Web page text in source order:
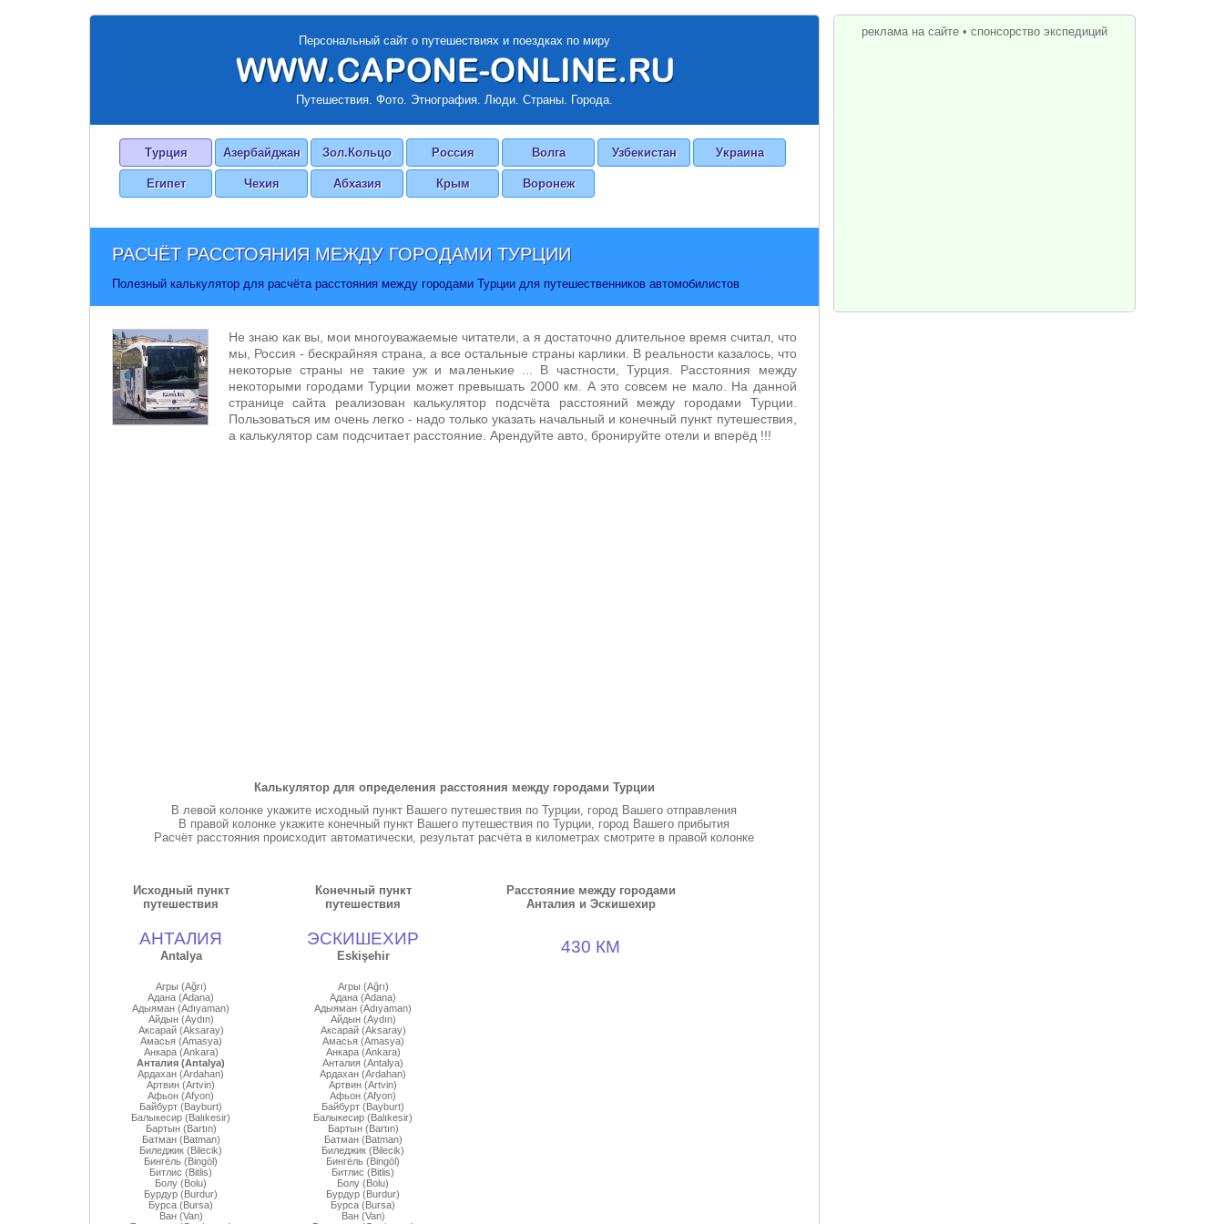
Персональный сайт о путешествиях и поездках по миру
Путешествия. Фото. Этнография. Люди. Страны. Города.
Турция Азербайджан Зол.Кольцо Россия Волга Узбекистан Украина
Египет Чехия Абхазия Крым Воронеж
РАСЧЁТ РАССТОЯНИЯ МЕЖДУ ГОРОДАМИ ТУРЦИИ
Полезный калькулятор для расчёта расстояния между городами Турции для путешественников автомобилистов
Не знаю как вы, мои многоуважаемые читатели, а я достаточно длительное время считал, что
мы, Россия - бескрайняя страна, а все остальные страны карлики. В реальности казалось, что
некоторые страны не такие уж и маленькие ... В частности, Турция. Расстояния между
некоторыми городами Турции может превышать 2000 км. А это совсем не мало. На данной
странице сайта реализован калькулятор подсчёта расстояний между городами Турции.
Пользоваться им очень легко - надо только указать начальный и конечный пункт путешествия,
а калькулятор сам подсчитает расстояние. Арендуйте авто, бронируйте отели и вперёд !!!
Калькулятор для определения расстояния между городами Турции
В левой колонке укажите исходный пункт Вашего путешествия по Турции, город Вашего отправления
В правой колонке укажите конечный пункт Вашего путешествия по Турции, город Вашего прибытия
Расчёт расстояния происходит автоматически, результат расчёта в километрах смотрите в правой колонке
Исходный пункт
путешествия
АНТАЛИЯ
Antalya
Конечный пункт
путешествия
ЭСКИШЕХИР
Eskişehir
Расстояние между городами
Анталия и Эскишехир
430 КМ
Агры (Ağrı)
Адана (Adana)
Адыяман (Adıyaman)
Айдын (Aydın)
Аксарай (Aksaray)
Амасья (Amasya)
Анкара (Ankara)
Анталия (Antalya)
Ардахан (Ardahan)
Артвин (Artvin)
Афьон (Afyon)
Байбурт (Bayburt)
Балыкесир (Balıkesir)
Бартын (Bartın)
Батман (Batman)
Биледжик (Bilecik)
Бингёль (Bingöl)
Битлис (Bitlis)
Болу (Bolu)
Бурдур (Burdur)
Бурса (Bursa)
Ван (Van)
Агры (Ağrı)
Адана (Adana)
Адыяман (Adıyaman)
Айдын (Aydın)
Аксарай (Aksaray)
Амасья (Amasya)
Анкара (Ankara)
Анталия (Antalya)
Ардахан (Ardahan)
Артвин (Artvin)
Афьон (Afyon)
Байбурт (Bayburt)
Балыкесир (Balıkesir)
Бартын (Bartın)
Батман (Batman)
Биледжик (Bilecik)
Бингёль (Bingöl)
Битлис (Bitlis)
Болу (Bolu)
Бурдур (Burdur)
Бурса (Bursa)
Ван (Van)
реклама на сайте• спонсорство экспедиций